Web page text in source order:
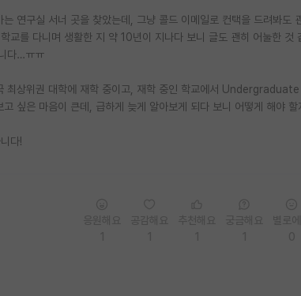
연구실 서너 곳을 찾았는데, 그냥 콜드 이메일로 컨택을 드려봐도
교를 다니며 생활한 지 약 10년이 지나다 보니 글도 괜히 어눌한
다…ㅠㅠ
최상위권 대학에 재학 중이고, 재학 중인 학교에서
고 싶은 마음이 큰데, 급하게 늦게 알아보게 되다 보니 어떻게 해야
다!